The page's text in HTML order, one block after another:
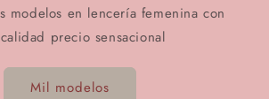
modelos en lencería femenina con
precio sensacional
Mil modelos